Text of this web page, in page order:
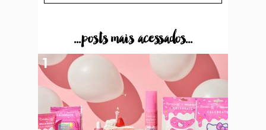
...posts mais acessados...
1